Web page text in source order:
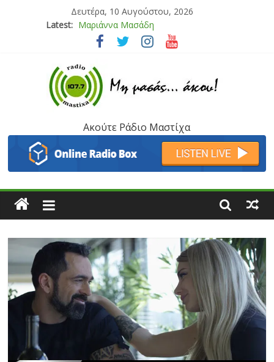
Δευτέρα, 10 Αυγούστου, 2026
Latest: Μαριάννα Μασάδη
Τάνια Μπρεάζου
Μάνος Τρυπιάς & Γιώργος Στρατάκης
Ιορδάνης Αγαπητός
Ακούτε Ράδιο Μαστίχα